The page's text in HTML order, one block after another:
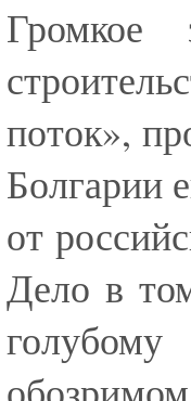
Громкое
поток»,
Болгарии
от
Дело в